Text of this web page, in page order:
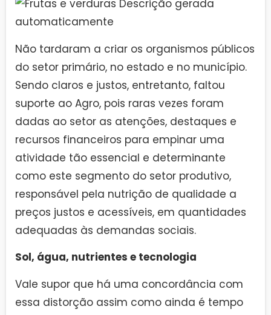
Não tardaram a criar os organismos públicos
do setor primário, no estado e no município.
Sendo claros e justos, entretanto, faltou
suporte ao Agro, pois raras vezes foram
dadas ao setor as atenções, destaques e
recursos financeiros para empinar uma
atividade tão essencial e determinante
como este segmento do setor produtivo,
responsável pela nutrição de qualidade a
preços justos e acessíveis, em quantidades
adequadas às demandas sociais.
Sol, água, nutrientes e tecnologia
Vale supor que há uma concordância com
essa distorção assim como ainda é tempo